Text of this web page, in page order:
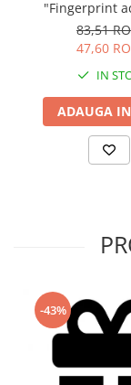
"Fingerprint
Dinosaurs",
83,51
47,60
IN
ADAUGA
-43%